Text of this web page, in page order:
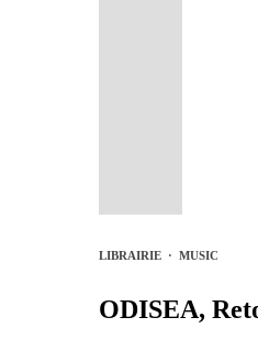
LIBRAIRIE · MUSIC
ODISEA,